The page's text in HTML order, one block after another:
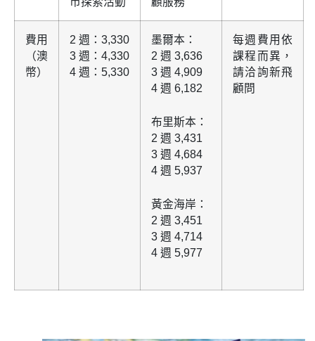
費用
（澳
幣）
2 週：3,330
3 週：4,330
4 週：5,330
墨爾本：
2 週 3,636
3 週 4,909
4 週 6,182
布里斯本：
2 週 3,431
3 週 4,684
4 週 5,937
黃金海岸：
2 週 3,451
3 週 4,714
4 週 5,977
每週費用依
課程而異，
請洽詢新飛
顧問